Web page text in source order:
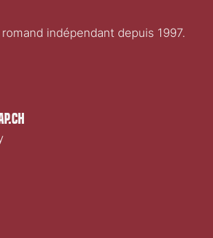
indépendant depuis 1997.